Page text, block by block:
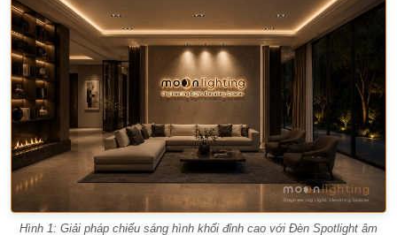
Hình 1: Giải pháp chiếu sáng hình khối đỉnh cao với Đèn Spotlight âm